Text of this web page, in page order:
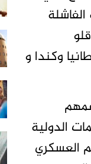
الانقلابية الفاشلة
وكندا و
الدولية
العسكري